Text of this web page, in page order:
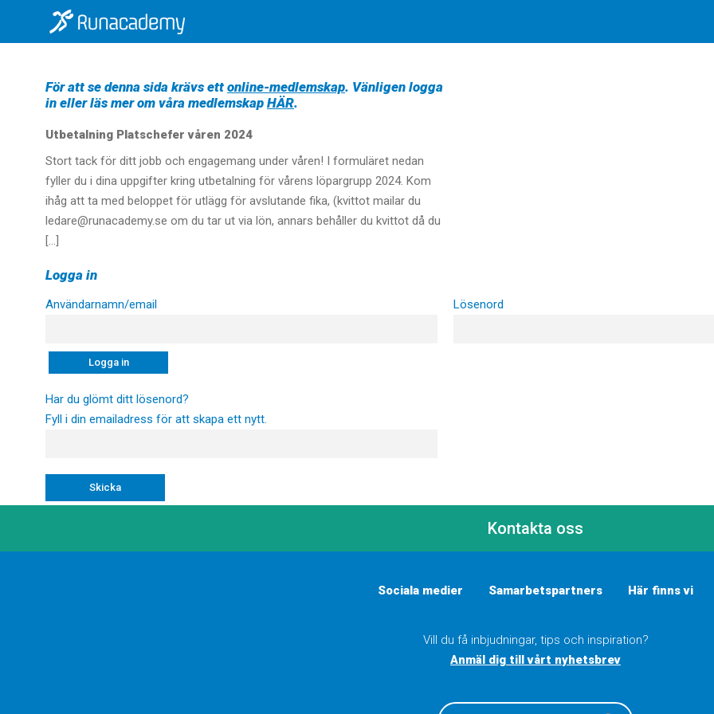
För att se denna sida krävs ett online-medlemskap. Vänligen logga
in eller läs mer om våra medlemskap HÄR.
Utbetalning Platschefer våren 2024
Stort tack för ditt jobb och engagemang under våren! I formuläret nedan
fyller du i dina uppgifter kring utbetalning för vårens löpargrupp 2024. Kom
ihåg att ta med beloppet för utlägg för avslutande fika, (kvittot mailar du
ledare@runacademy.se om du tar ut via lön, annars behåller du kvittot då du
[…]
Logga in
Användarnamn/email Lösenord
Har du glömt ditt lösenord?
Fyll i din emailadress för att skapa ett nytt.
Kontakta oss
Sociala medier Samarbetspartners Här finns vi
Vill du få inbjudningar, tips och inspiration?
Anmäl dig till vårt nyhetsbrev